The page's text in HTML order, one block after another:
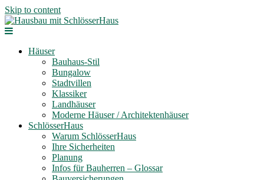
Skip to content
Häuser
Bauhaus-Stil
Bungalow
Stadtvillen
Klassiker
Landhäuser
Moderne Häuser / Architektenhäuser
SchlösserHaus
Warum SchlösserHaus
Ihre Sicherheiten
Planung
Infos für Bauherren – Glossar